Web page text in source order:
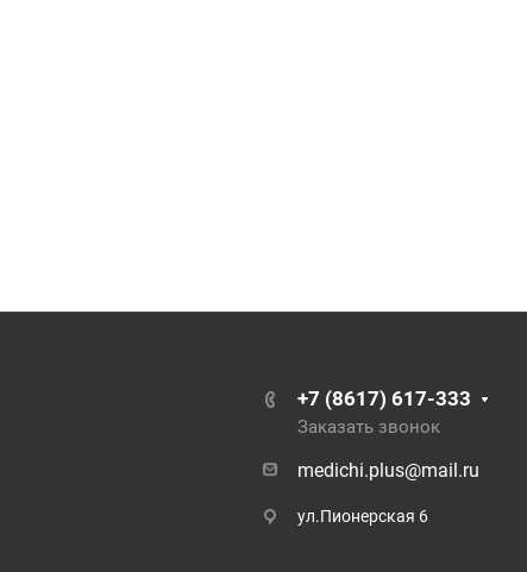
+7 (8617) 617-333
Заказать звонок
medichi.plus@mail.ru
ул.Пионерская 6